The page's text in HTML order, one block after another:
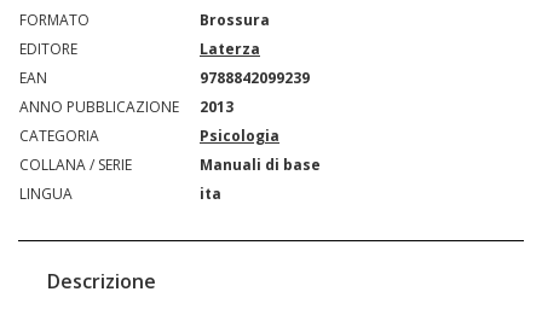
FORMATO
Brossura
EDITORE
Laterza
EAN
9788842099239
ANNO PUBBLICAZIONE
2013
CATEGORIA
Psicologia
COLLANA / SERIE
Manuali di base
LINGUA
ita
Descrizione